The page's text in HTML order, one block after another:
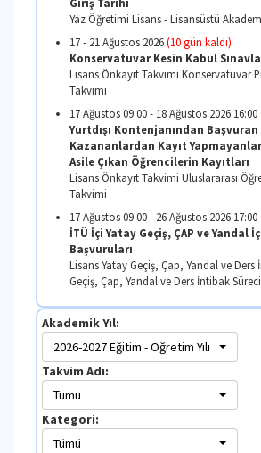
11 Ağustos 2026(4 gün kaldı)
İngilizce Yeterlilik
Daire Başkanlığına
İngilizce Hazırlık Akademik
12 Ağustos 2026
(5 gün kaldı)
Güz Yarıyılı Ders
Lisansüstü Akademik
12 Ağustos 2026(5 gün kaldı)
Güz Yarıyılı Ders
Lisans / Önlisans Akademik
14 Ağustos 2026
(7 gün kaldı)
Konservatuvar Eleme
Lisans Önkayıt Takvimi
Takvimi
14 Ağustos 2026(7 gün kaldı)
Yurtdışı Kontenjanından
Kazananlardan Kayıt
Asile Çıkan Öğrencilerin
Lisans Önkayıt Takvimi
Takvimi
Akademik Yıl:
2026-2027 Eğitim - Öğretim Yılı
Takvim Adı:
Tümü
Kategori:
Tümü